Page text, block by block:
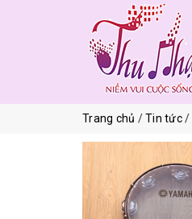
Trang chủ Tin tức